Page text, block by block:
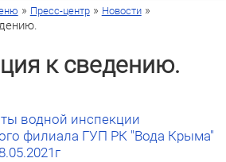
» Пресс-центр» Новости»
к сведению.
водной инспекции
филиала ГУП РК "Вода Крыма"